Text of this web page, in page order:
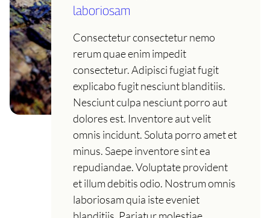
laboriosam
Consectetur consectetur nemo
rerum quae enim impedit
consectetur. Adipisci fugiat fugit
explicabo fugit nesciunt blanditiis.
Nesciunt culpa nesciunt porro aut
dolores est. Inventore aut velit
omnis incidunt. Soluta porro amet et
minus. Saepe inventore sint ea
repudiandae. Voluptate provident
et illum debitis odio. Nostrum omnis
laboriosam quia iste eveniet